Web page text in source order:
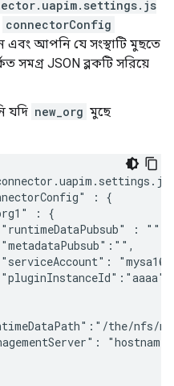
connectorConfig
এবং আপনি যে সংস্থাটি মুছতে
সমগ্র JSON ব্লকটি সরিয়ে
যদি new_org মুছে
: {
: {
: "",
the/nfs/
"hostname"